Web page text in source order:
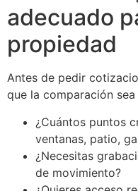
adecuado
propiedad
Antes de pedir
que la comparación sea
¿Cuántos puntos
ventanas, patio,
¿Necesitas
de movimiento?